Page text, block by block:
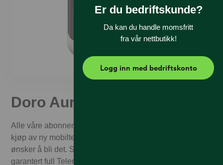
Doro Aurora A11 Bone
Alle våre abonnementskunder får 1.000,– i rabatt ved
kjøp av ny mobiltelefon. Enten du allerede er kunde eller
ønsker å bli det. Som Talkmore-kunde får du alltid
garantert full Telenor-dekning – til Talkmorepriser, ingen
Er du bedriftskunde?
Da kan du handle momsfritt
fra vår nettbutikk!
Logg inn med bedriftskonto